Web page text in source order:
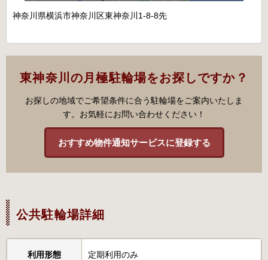
神奈川県横浜市神奈川区東神奈川1-8-8先
東神奈川の月極駐輪場をお探しですか？
お探しの地域でご希望条件に合う駐輪場をご案内いたしま
す。お気軽にお問い合わせください！
おすすめ物件通知サービスに登録する
公共駐輪場詳細
利用形態 定期利用のみ